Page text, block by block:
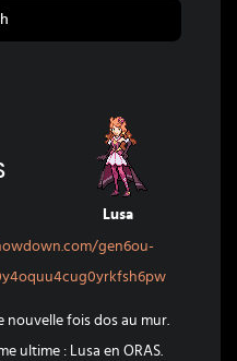
Lusa
gen6ou-
nouvelle fois dos au mur.
ultime : Lusa en ORAS.